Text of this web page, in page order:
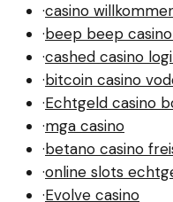
·casino
·beep beep
·cashed casino
·bitcoin casino
·Echtgeld casino
·mga casino
·betano casino
·online slots
·Evolve casino